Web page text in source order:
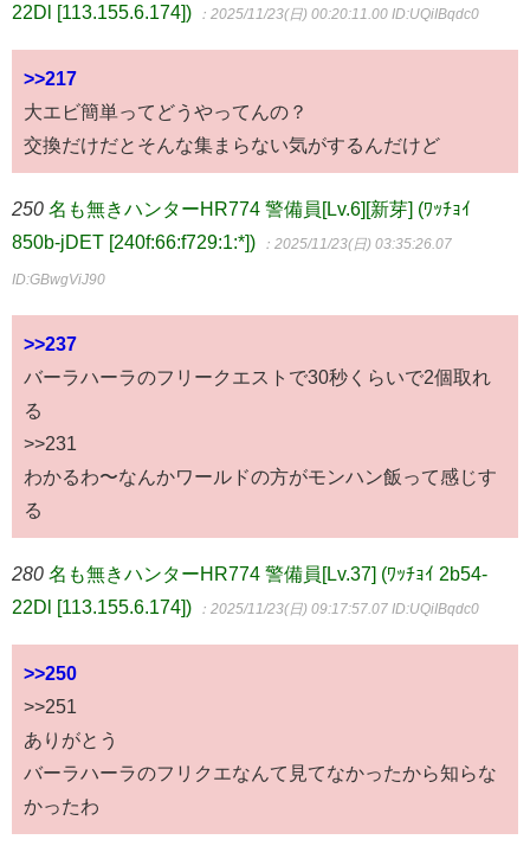
22Dl [113.155.6.174])
：2025/11/23(日) 00:20:11.00 ID:UQiIBqdc0
>>217
大エビ簡単ってどうやってんの？
交換だけだとそんな集まらない気がするんだけど
250 名も無きハンターHR774 警備員[Lv.6][新芽] (ﾜｯﾁｮｲ
850b-jDET [240f:66:f729:1:*])
：2025/11/23(日) 03:35:26.07
ID:GBwgViJ90
>>237
バーラハーラのフリークエストで30秒くらいで2個取れ
る
>>231
わかるわ〜なんかワールドの方がモンハン飯って感じす
る
280 名も無きハンターHR774 警備員[Lv.37] (ﾜｯﾁｮｲ 2b54-
22Dl [113.155.6.174])
：2025/11/23(日) 09:17:57.07 ID:UQiIBqdc0
>>250
>>251
ありがとう
バーラハーラのフリクエなんて見てなかったから知らな
かったわ